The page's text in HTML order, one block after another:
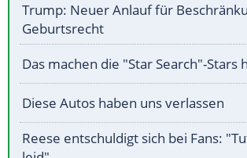
Trump: Neuer Anlauf für
Geburtsrecht
Das machen die "Star Search"-Stars
Diese Autos haben uns verlassen
Reese entschuldigt sich bei Fans: